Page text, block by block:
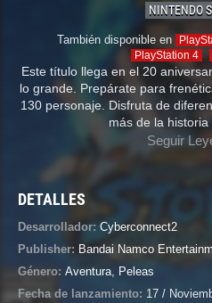
NINTENDO
También disponible en
PlayStation 4
Este título llega en el 20
lo grande. Prepárate para
130 personaje. Disfruta de
más de la
Seguir
DETALLES
Desarrollador: Cyberconnect2
Publisher: Bandai Namco
Género: Aventura, Peleas
Fecha de lanzamiento: 17 /